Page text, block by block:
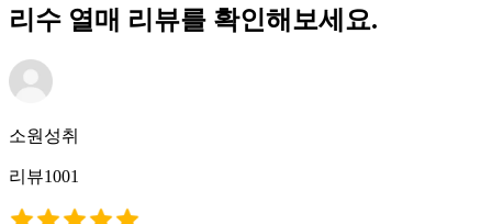
리수 열매 리뷰를 확인해보세요.
소원성취
리뷰1001